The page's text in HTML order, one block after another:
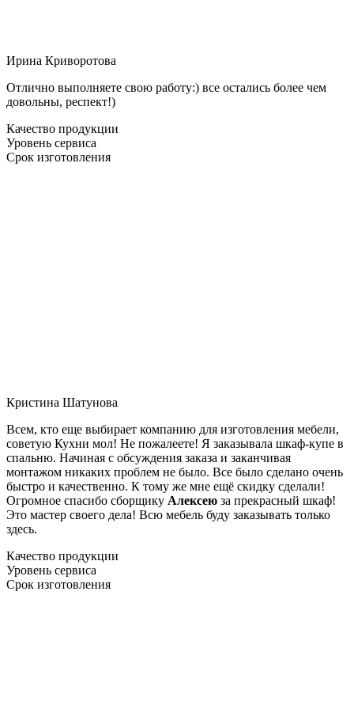
Ирина Криворотова
Отлично выполняете свою работу:) все остались более чем
довольны, респект!)
Качество продукции
Уровень сервиса
Срок изготовления
Кристина Шатунова
Всем, кто еще выбирает компанию для изготовления мебели,
советую Кухни мол! Не пожалеете! Я заказывала шкаф-купе в
спальню. Начиная с обсуждения заказа и заканчивая
монтажом никаких проблем не было. Все было сделано очень
быстро и качественно. К тому же мне ещё скидку сделали!
Огромное спасибо сборщику Алексею за прекрасный шкаф!
Это мастер своего дела! Всю мебель буду заказывать только
здесь.
Качество продукции
Уровень сервиса
Срок изготовления